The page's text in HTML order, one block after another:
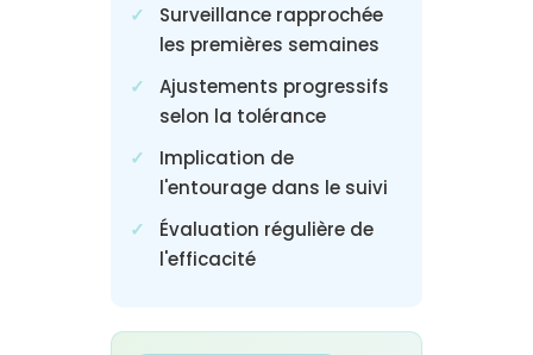
Surveillance rapprochée
les premières semaines
Ajustements progressifs
selon la tolérance
Implication de
l'entourage dans le suivi
Évaluation régulière de
l'efficacité